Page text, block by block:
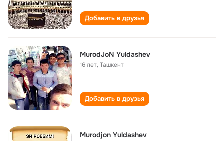
Добавить в друзья
MurodJoN Yuldashev
16 лет,Ташкент
Добавить в друзья
Murodjon Yuldashev